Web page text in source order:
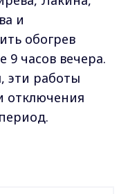
и
обогрев
9 часов вечера.
эти работы
отключения